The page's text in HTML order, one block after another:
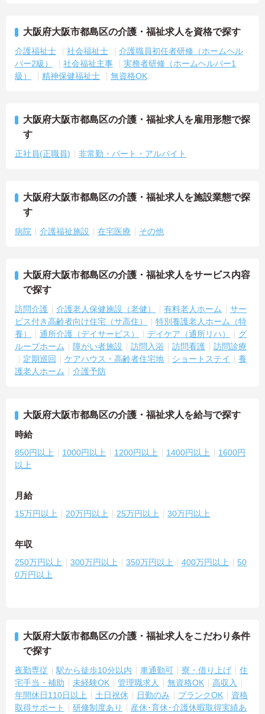
大阪府大阪市都島区の介護・福祉求人を資格で探す
介護福祉士 社会福祉士
介護職員初任者研修（ホームヘル
パー2級）
社会福祉主事
実務者研修（ホームヘルパー1
級）
精神保健福祉士 無資格OK
大阪府大阪市都島区の介護・福祉求人を雇用形態で探
す
正社員(正職員) 非常勤・パート・アルバイト
大阪府大阪市都島区の介護・福祉求人を施設業態で探
す
病院 介護福祉施設 在宅医療 その他
大阪府大阪市都島区の介護・福祉求人をサービス内容
で探す
訪問介護 介護老人保健施設（老健） 有料老人ホーム
サー
ビス付き高齢者向け住宅（サ高住）
特別養護老人ホーム（特
養）
通所介護（デイサービス） デイケア（通所リハ）
グ
ループホーム
障がい者施設 訪問入浴 訪問看護
訪問診療
定期巡回
ケアハウス・高齢者住宅地 ショートステイ
養
護老人ホーム
介護予防
大阪府大阪市都島区の介護・福祉求人を給与で探す
時給
850円以上 1000円以上 1200円以上 1400円以上
1600円
以上
月給
15万円以上 20万円以上 25万円以上 30万円以上
年収
250万円以上 300万円以上 350万円以上 400万円以上
50
0万円以上
大阪府大阪市都島区の介護・福祉求人をこだわり条件
で探す
夜勤専従 駅から徒歩10分以内 車通勤可 寮・借り上げ
住
宅手当・補助
未経験OK 管理職求人 無資格OK
高収入
年間休日110日以上
土日祝休 日勤のみ ブランクOK
資格
取得サポート
研修制度あり 産休･育休･介護休暇取得実績あ